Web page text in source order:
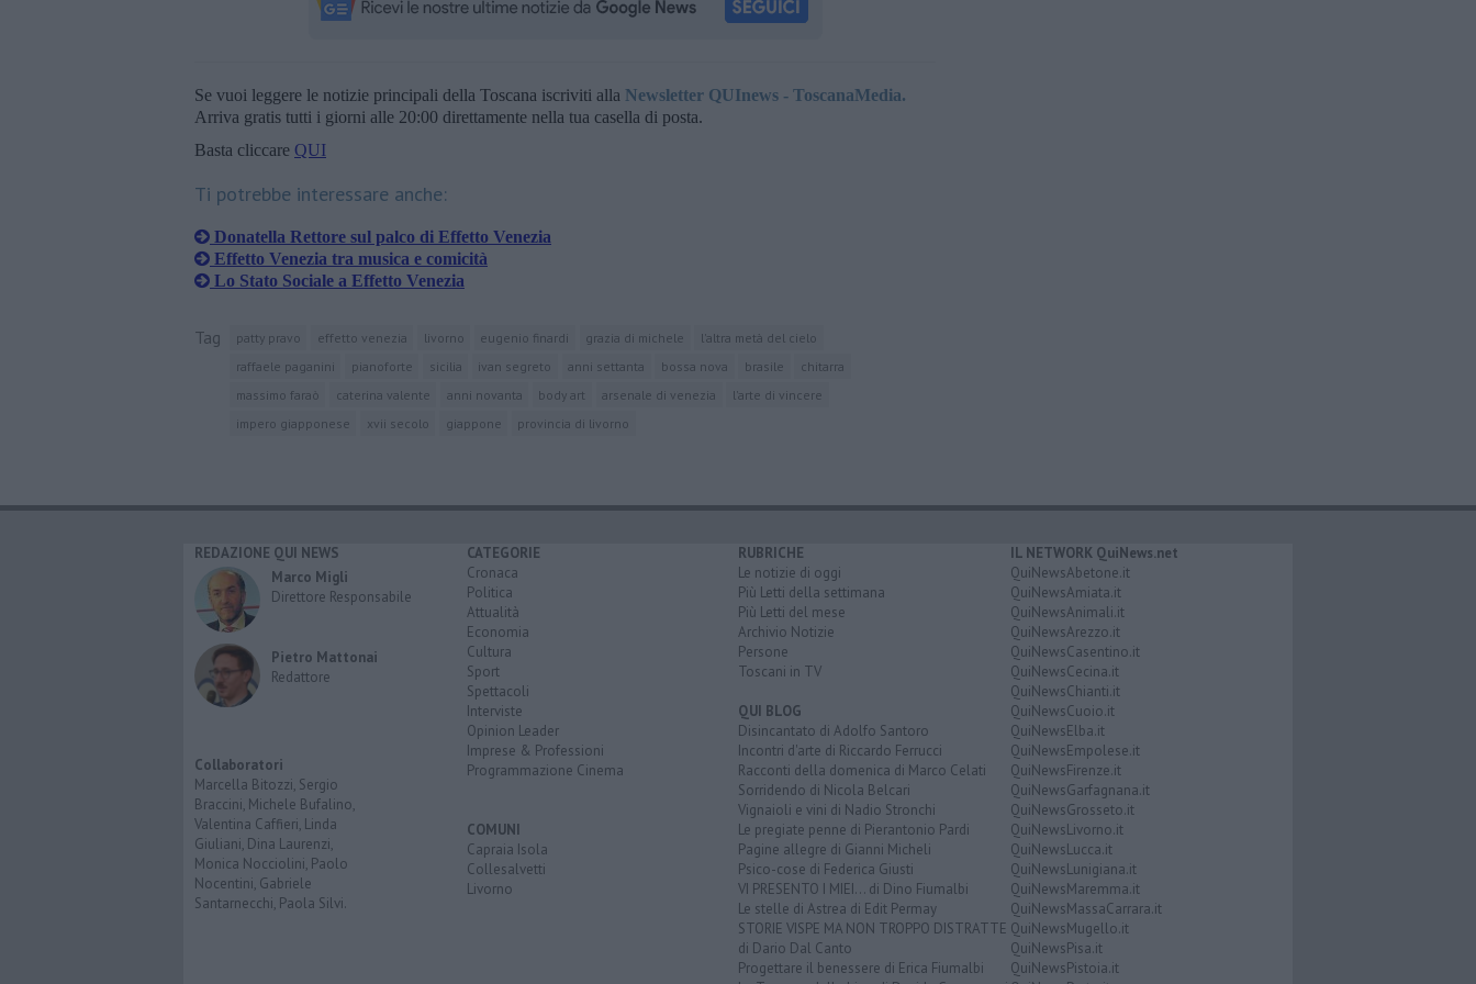
Se vuoi leggere le notizie principali della Toscana iscriviti alla Newsletter QUInews - ToscanaMedia.
Arriva gratis tutti i giorni alle 20:00 direttamente nella tua casella di posta.
Basta cliccare QUI
Ti potrebbe interessare anche:
Donatella Rettore sul palco di Effetto Venezia
Effetto Venezia tra musica e comicità
Lo Stato Sociale a Effetto Venezia
Tag patty pravo effetto venezia livorno eugenio finardi grazia di michele
l'altra metà del cielo
raffaele paganini
pianoforte sicilia ivan segreto anni settanta bossa nova brasile
chitarra
massimo faraò
caterina valente anni novanta body art arsenale di venezia
l'arte di vincere
impero giapponese
xvii secolo giappone provincia di livorno
REDAZIONE QUI NEWS
Marco Migli
Direttore Responsabile
Pietro Mattonai
Redattore
Collaboratori
Marcella Bitozzi, Sergio
Braccini, Michele Bufalino,
Valentina Caffieri, Linda
Giuliani, Dina Laurenzi,
Monica Nocciolini, Paolo
Nocentini, Gabriele
Santarnecchi, Paola Silvi.
CATEGORIE
Cronaca
Politica
Attualità
Economia
Cultura
Sport
Spettacoli
Interviste
Opinion Leader
Imprese & Professioni
Programmazione Cinema
COMUNI
Capraia Isola
Collesalvetti
Livorno
RUBRICHE
Le notizie di oggi
Più Letti della settimana
Più Letti del mese
Archivio Notizie
Persone
Toscani in TV
QUI BLOG
Disincantato di Adolfo Santoro
Incontri d'arte di Riccardo Ferrucci
Racconti della domenica di Marco Celati
Sorridendo di Nicola Belcari
Vignaioli e vini di Nadio Stronchi
Le pregiate penne di Pierantonio Pardi
Pagine allegre di Gianni Micheli
Psico-cose di Federica Giusti
VI PRESENTO I MIEI... di Dino Fiumalbi
Le stelle di Astrea di Edit Permay
STORIE VISPE MA NON TROPPO DISTRATTE
di Dario Dal Canto
Progettare il benessere di Erica Fiumalbi
IL NETWORK QuiNews.net
QuiNewsAbetone.it
QuiNewsAmiata.it
QuiNewsAnimali.it
QuiNewsArezzo.it
QuiNewsCasentino.it
QuiNewsCecina.it
QuiNewsChianti.it
QuiNewsCuoio.it
QuiNewsElba.it
QuiNewsEmpolese.it
QuiNewsFirenze.it
QuiNewsGarfagnana.it
QuiNewsGrosseto.it
QuiNewsLivorno.it
QuiNewsLucca.it
QuiNewsLunigiana.it
QuiNewsMaremma.it
QuiNewsMassaCarrara.it
QuiNewsMugello.it
QuiNewsPisa.it
QuiNewsPistoia.it